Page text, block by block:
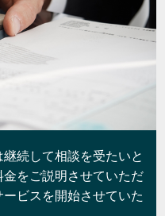
続して相談を受たいと
をご説明させていただ
ビスを開始させていた